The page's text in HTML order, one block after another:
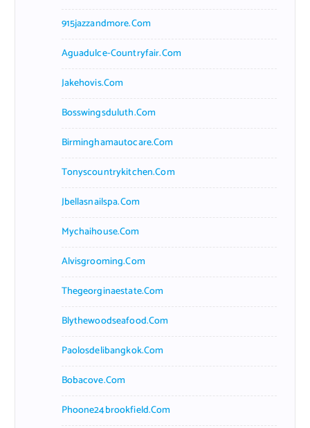
915jazzandmore.com
Aguadulce-Countryfair.com
Jakehovis.com
Bosswingsduluth.com
Birminghamautocare.com
Tonyscountrykitchen.com
Jbellasnailspa.com
Mychaihouse.com
Alvisgrooming.com
Thegeorginaestate.com
Blythewoodseafood.com
Paolosdelibangkok.com
Bobacove.com
Phoone24brookfield.com